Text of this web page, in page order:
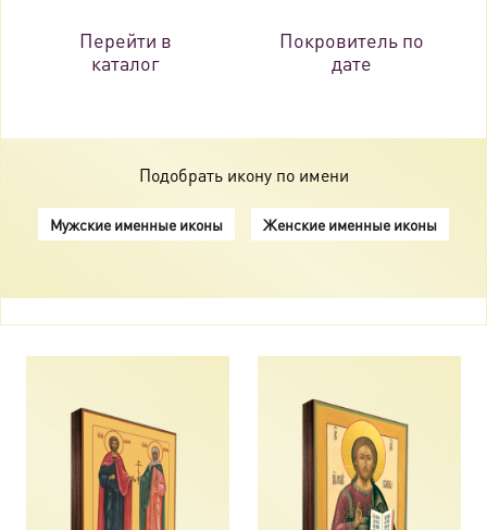
Перейти в
каталог
Покровитель по
дате
Подобрать икону по имени
Мужские именные иконы Женские именные иконы